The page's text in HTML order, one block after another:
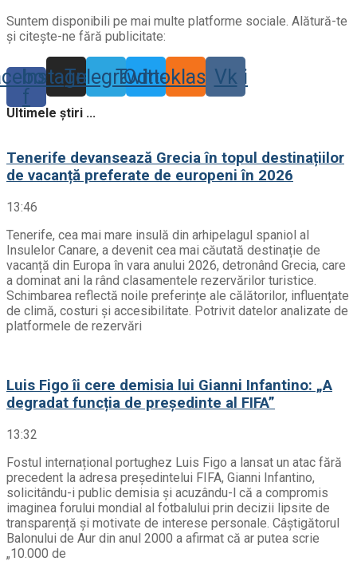
Suntem disponibili pe mai multe platforme sociale. Alătură-te
și citește-ne fără publicitate:
f
Instagram
TelegramTwitter
Odnoklassniki
Vk
Ultimele știri ...
Tenerife devansează Grecia în topul destinațiilor
de vacanță preferate de europeni în 2026
13:46
Tenerife, cea mai mare insulă din arhipelagul spaniol al
Insulelor Canare, a devenit cea mai căutată destinație de
vacanță din Europa în vara anului 2026, detronând Grecia, care
a dominat ani la rând clasamentele rezervărilor turistice.
Schimbarea reflectă noile preferințe ale călătorilor, influențate
de climă, costuri și accesibilitate. Potrivit datelor analizate de
platformele de rezervări
Luis Figo îi cere demisia lui Gianni Infantino: „A
degradat funcția de președinte al FIFA”
13:32
Fostul internațional portughez Luis Figo a lansat un atac fără
precedent la adresa președintelui FIFA, Gianni Infantino,
solicitându-i public demisia și acuzându-l că a compromis
imaginea forului mondial al fotbalului prin decizii lipsite de
transparență și motivate de interese personale. Câștigătorul
Balonului de Aur din anul 2000 a afirmat că ar putea scrie
„10.000 de